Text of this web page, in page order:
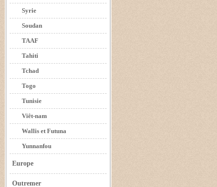
Syrie
Soudan
TAAF
Tahiti
Tchad
Togo
Tunisie
Viêt-nam
Wallis et Futuna
Yunnanfou
Europe
Outremer